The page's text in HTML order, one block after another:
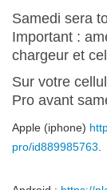
Samedi sera
Important :
chargeur et
Sur votre
Pro avant
Apple (iphone)
pro/id889985763